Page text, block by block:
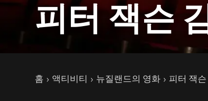
피터 잭슨
현재 페이지
홈 액티비티 뉴질랜드의 영화 피터 잭